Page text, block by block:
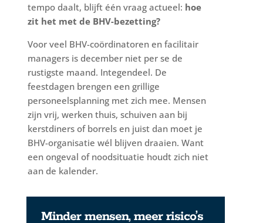
tempo daalt, blijft één vraag actueel: hoe
zit het met de BHV-bezetting?
Voor veel BHV-coördinatoren en facilitair
managers is december niet per se de
rustigste maand. Integendeel. De
feestdagen brengen een grillige
personeelsplanning met zich mee. Mensen
zijn vrij, werken thuis, schuiven aan bij
kerstdiners of borrels en juist dan moet je
BHV-organisatie wél blijven draaien. Want
een ongeval of noodsituatie houdt zich niet
aan de kalender.
Minder mensen, meer risico’s